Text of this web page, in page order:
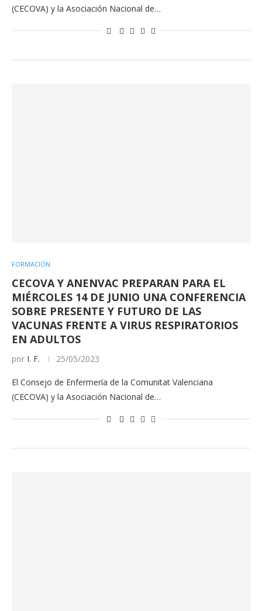
(CECOVA) y la Asociación Nacional de…
FORMACIÓN
CECOVA Y ANENVAC PREPARAN PARA EL
MIÉRCOLES 14 DE JUNIO UNA CONFERENCIA
SOBRE PRESENTE Y FUTURO DE LAS
VACUNAS FRENTE A VIRUS RESPIRATORIOS
EN ADULTOS
por I. F. 25/05/2023
El Consejo de Enfermería de la Comunitat Valenciana
(CECOVA) y la Asociación Nacional de…